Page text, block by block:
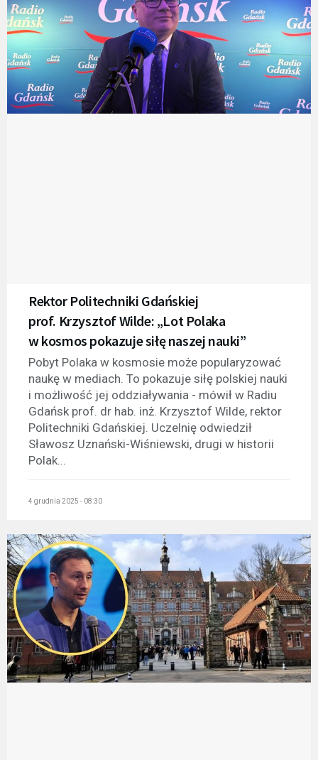
Rektor Politechniki Gdańskiej
prof. Krzysztof Wilde: „Lot Polaka
w kosmos pokazuje siłę naszej nauki”
Pobyt Polaka w kosmosie może popularyzować
naukę w mediach. To pokazuje siłę polskiej nauki
i możliwość jej oddziaływania - mówił w Radiu
Gdańsk prof. dr hab. inż. Krzysztof Wilde, rektor
Politechniki Gdańskiej. Uczelnię odwiedził
Sławosz Uznański-Wiśniewski, drugi w historii
Polak...
4 grudnia 2025 - 08:30